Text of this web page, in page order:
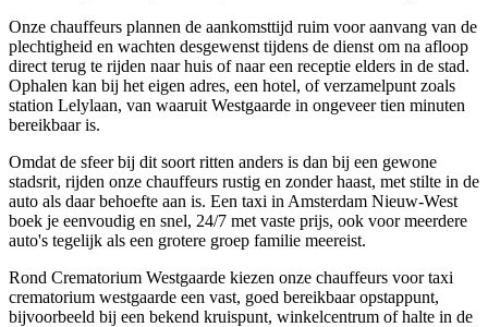
Onze chauffeurs plannen de aankomsttijd ruim voor aanvang van de
plechtigheid en wachten desgewenst tijdens de dienst om na afloop
direct terug te rijden naar huis of naar een receptie elders in de stad.
Ophalen kan bij het eigen adres, een hotel, of verzamelpunt zoals
station Lelylaan, van waaruit Westgaarde in ongeveer tien minuten
bereikbaar is.
Omdat de sfeer bij dit soort ritten anders is dan bij een gewone
stadsrit, rijden onze chauffeurs rustig en zonder haast, met stilte in de
auto als daar behoefte aan is. Een taxi in Amsterdam Nieuw-West
boek je eenvoudig en snel, 24/7 met vaste prijs, ook voor meerdere
auto's tegelijk als een grotere groep familie meereist.
Rond Crematorium Westgaarde kiezen onze chauffeurs voor taxi
crematorium westgaarde een vast, goed bereikbaar opstappunt,
bijvoorbeeld bij een bekend kruispunt, winkelcentrum of halte in de